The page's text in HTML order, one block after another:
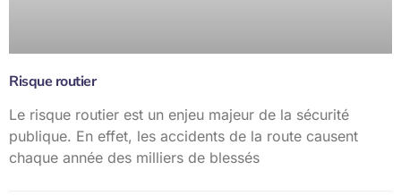
Risque routier
Le risque routier est un enjeu majeur de la sécurité
publique. En effet, les accidents de la route causent
chaque année des milliers de blessés